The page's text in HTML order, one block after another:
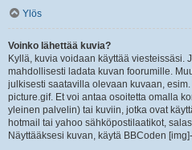
Ylös
Voinko lähettää kuvia?
Kyllä, kuvia voidaan käyttää viesteissäsi.
mahdollisesti ladata kuvan foorumille.
julkisesti saatavilla olevaan kuvaan,
picture.gif. Et voi antaa osoitetta omalla
yleinen palvelin) tai kuviin, jotka ovat
hotmail tai yahoo sähköpostilaatikot,
Näyttääksesi kuvan, käytä BBCoden